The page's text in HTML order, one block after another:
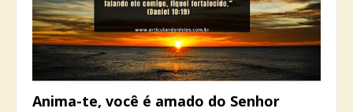
Anima-te, você é amado do Senhor